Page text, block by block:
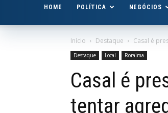
HOME POLÍTICA NEGÓCIOS
Início Destaque Casal é
Destaque Local Roraima
Casal é
tentar